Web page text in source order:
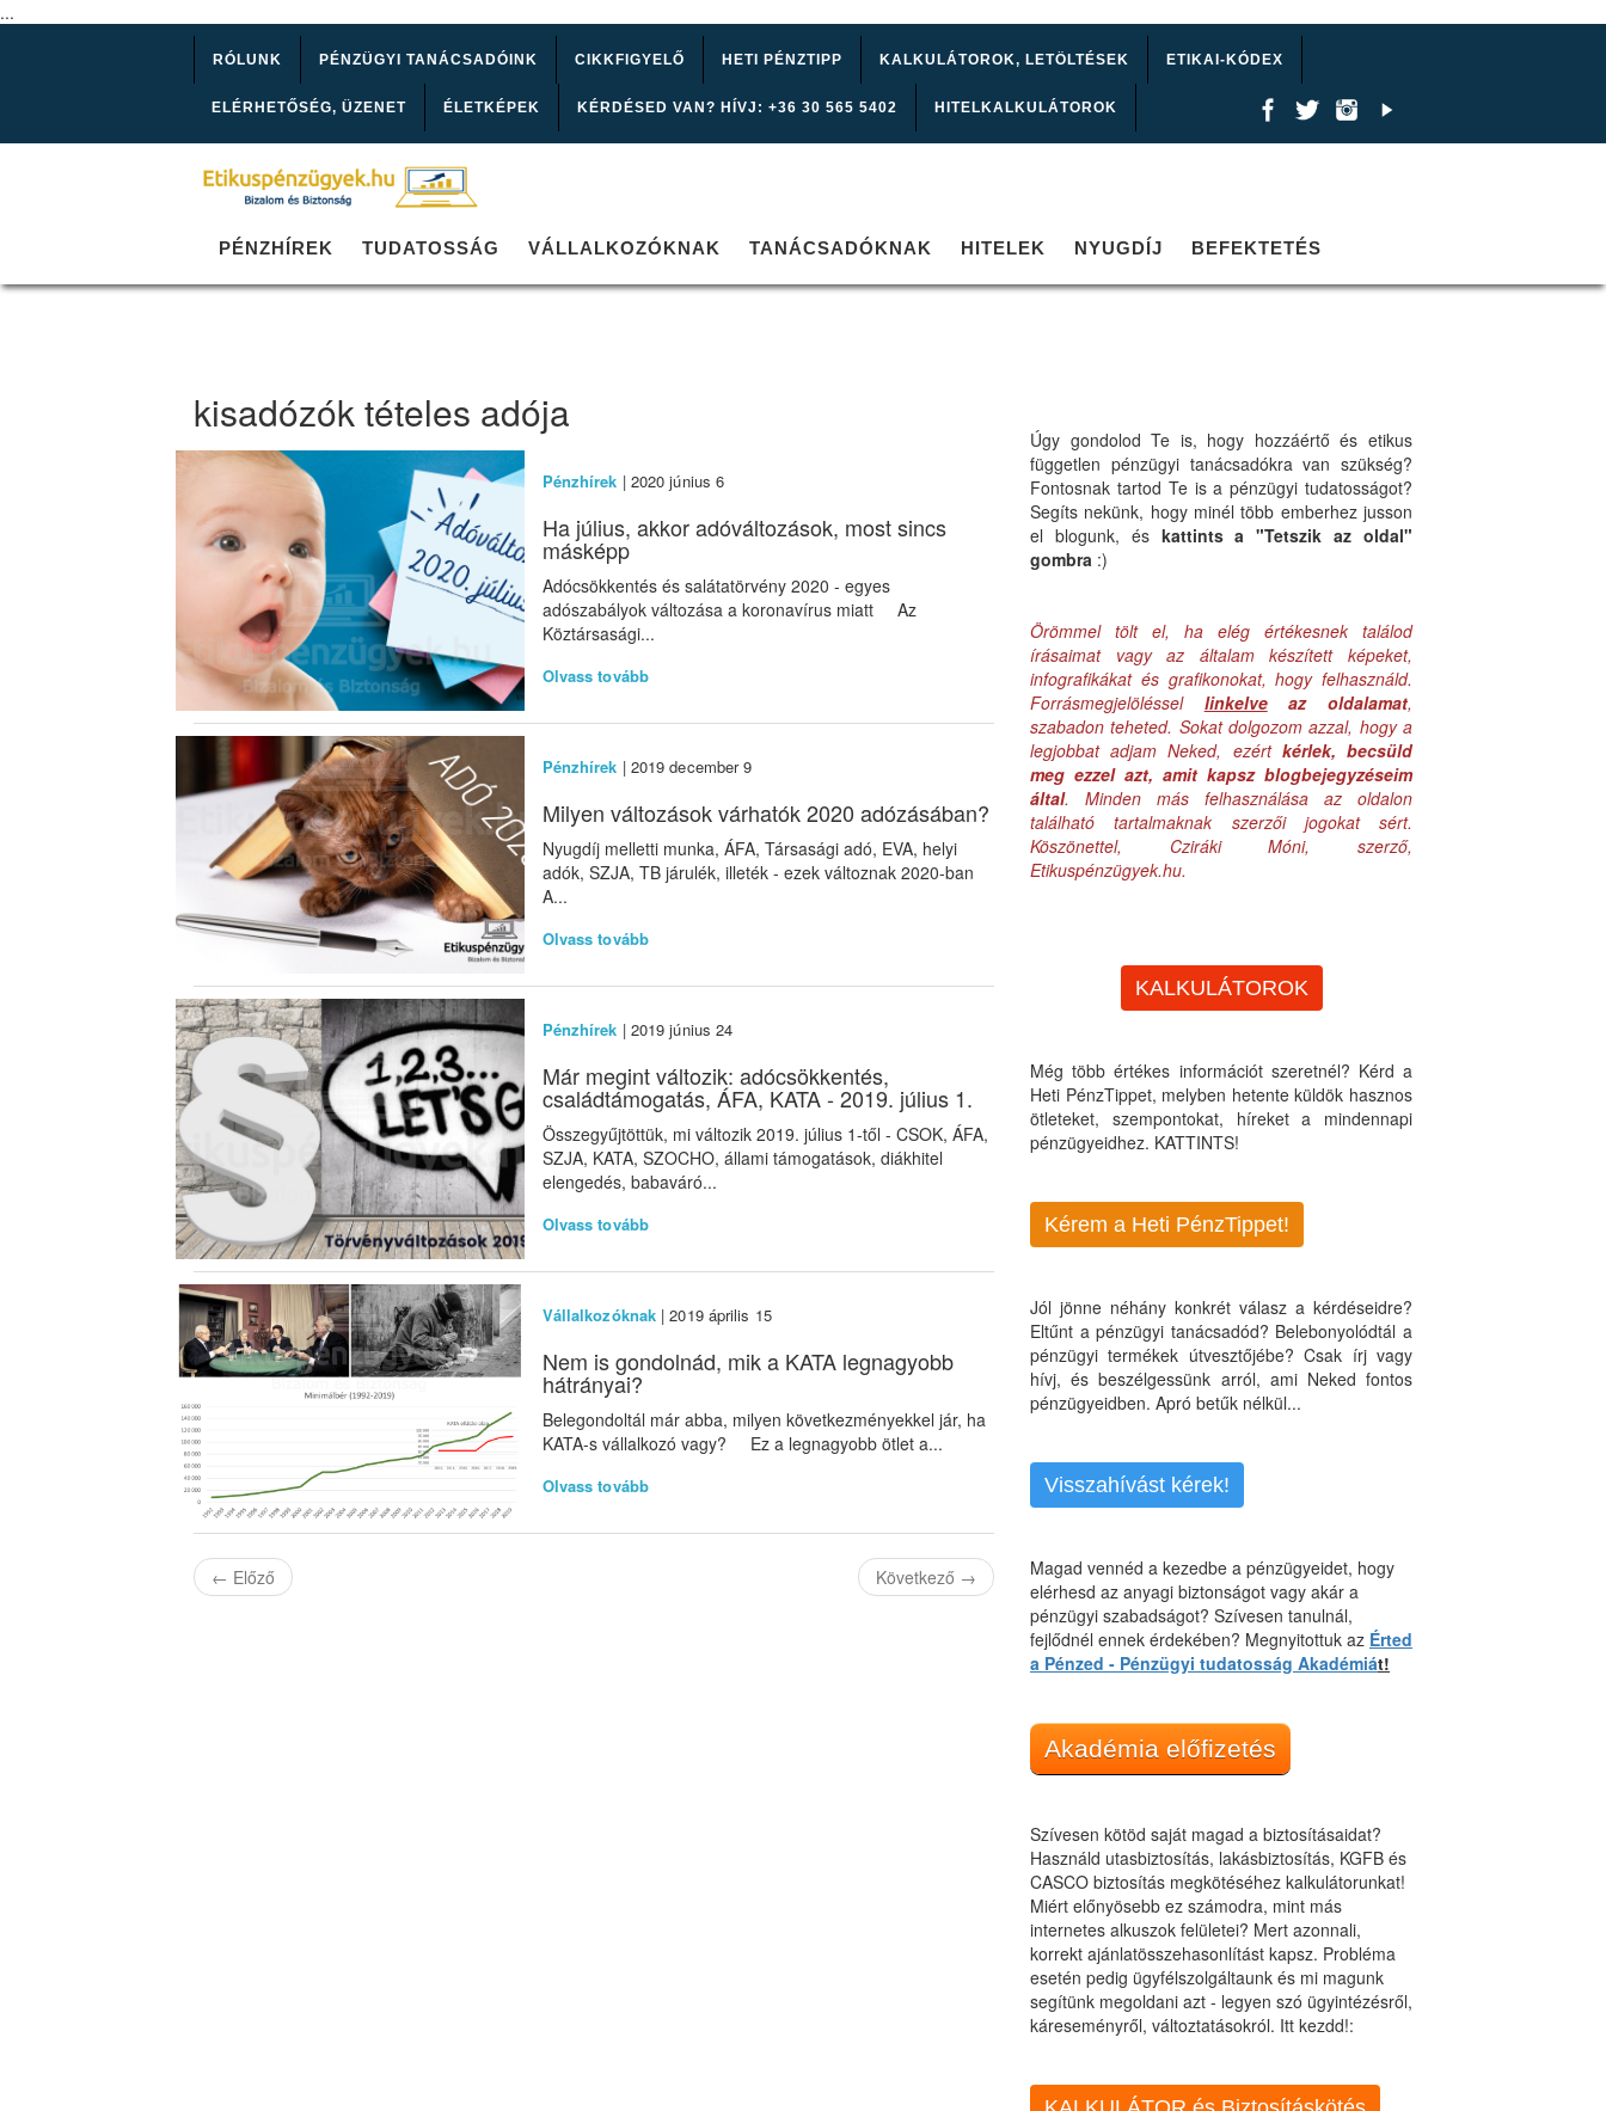
...
RÓLUNK PÉNZÜGYI TANÁCSADÓINK CIKKFIGYELŐ HETI PÉNZTIPP KALKULÁTOROK, LETÖLTÉSEK ETIKAI-KÓDEX
ELÉRHETŐSÉG, ÜZENET ÉLETKÉPEK KÉRDÉSED VAN? HÍVJ: +36 30 565 5402 HITELKALKULÁTOROK
PÉNZHÍREK TUDATOSSÁG VÁLLALKOZÓKNAK TANÁCSADÓKNAK HITELEK NYUGDÍJ BEFEKTETÉS
kisadózók tételes adója
Pénzhírek | 2020 június 6
Ha július, akkor adóváltozások, most sincs
másképp
Adócsökkentés és salátatörvény 2020 - egyes
adószabályok változása a koronavírus miatt Az
Köztársasági...
Olvass tovább
Pénzhírek | 2019 december 9
Milyen változások várhatók 2020 adózásában?
Nyugdíj melletti munka, ÁFA, Társasági adó, EVA, helyi
adók, SZJA, TB járulék, illeték - ezek változnak 2020-ban
A...
Olvass tovább
Pénzhírek | 2019 június 24
Már megint változik: adócsökkentés,
családtámogatás, ÁFA, KATA - 2019. július 1.
Összegyűjtöttük, mi változik 2019. július 1-től - CSOK, ÁFA,
SZJA, KATA, SZOCHO, állami támogatások, diákhitel
elengedés, babaváró...
Olvass tovább
Vállalkozóknak | 2019 április 15
Nem is gondolnád, mik a KATA legnagyobb
hátrányai?
Belegondoltál már abba, milyen következményekkel jár, ha
KATA-s vállalkozó vagy? Ez a legnagyobb ötlet a...
Olvass tovább
← Előző Következő →
Úgy gondolod Te is, hogy hozzáértő és etikus
független pénzügyi tanácsadókra van szükség?
Fontosnak tartod Te is a pénzügyi tudatosságot?
Segíts nekünk, hogy minél több emberhez jusson
el blogunk, és kattints a "Tetszik az oldal"
gombra :)
Örömmel tölt el, ha elég értékesnek találod
írásaimat vagy az általam készített képeket,
infografikákat és grafikonokat, hogy felhasználd.
Forrásmegjelöléssel linkelveaz oldalamat,
szabadon teheted. Sokat dolgozom azzal, hogy a
legjobbat adjam Neked, ezért kérlek, becsüld
meg ezzel azt, amit kapsz blogbejegyzéseim
által. Minden más felhasználása az oldalon
található tartalmaknak szerzői jogokat sért.
Köszönettel, Cziráki Móni, szerző,
Etikuspénzügyek.hu.
KALKULÁTOROK
Még több értékes információt szeretnél? Kérd a
Heti PénzTippet, melyben hetente küldök hasznos
ötleteket, szempontokat, híreket a mindennapi
pénzügyeidhez. KATTINTS!
Kérem a Heti PénzTippet!
Jól jönne néhány konkrét válasz a kérdéseidre?
Eltűnt a pénzügyi tanácsadód? Belebonyolódtál a
pénzügyi termékek útvesztőjébe? Csak írj vagy
hívj, és beszélgessünk arról, ami Neked fontos
pénzügyeidben. Apró betűk nélkül...
Visszahívást kérek!
Magad vennéd a kezedbe a pénzügyeidet, hogy
elérhesd az anyagi biztonságot vagy akár a
pénzügyi szabadságot? Szívesen tanulnál,
fejlődnél ennek érdekében? Megnyitottuk az Érted
a Pénzed - Pénzügyi tudatosság Akadémiát!
Akadémia előfizetés
Szívesen kötöd saját magad a biztosításaidat?
Használd utasbiztosítás, lakásbiztosítás, KGFB és
CASCO biztosítás megkötéséhez kalkulátorunkat!
Miért előnyösebb ez számodra, mint más
internetes alkuszok felületei? Mert azonnali,
korrekt ajánlatösszehasonlítást kapsz. Probléma
esetén pedig ügyfélszolgáltaunk és mi magunk
segítünk megoldani azt - legyen szó ügyintézésről,
káreseményről, változtatásokról. Itt kezdd!: